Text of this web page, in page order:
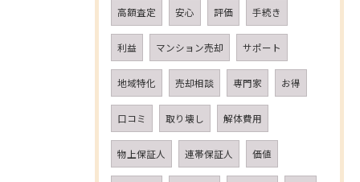
高額査定 安心 評価 手続き
利益 マンション売却 サポート
地域特化 売却相談 専門家 お得
口コミ 取り壊し 解体費用
物上保証人 連帯保証人 価値